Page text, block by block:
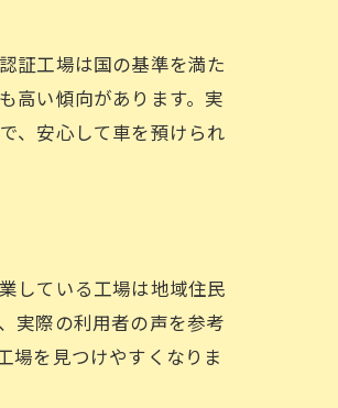
証工場は国の基準を満た
高い傾向があります。実
、安心して車を預けられ
している工場は地域住民
実際の利用者の声を参考
場を見つけやすくなりま